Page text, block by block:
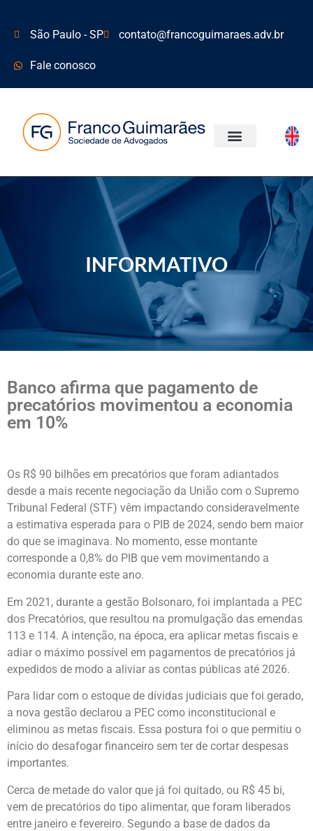
São Paulo - SP contato@francoguimaraes.adv.br
Fale conosco
INFORMATIVO
Banco afirma que pagamento de
precatórios movimentou a economia
em 10%
Os R$ 90 bilhões em precatórios que foram adiantados
desde a mais recente negociação da União com o Supremo
Tribunal Federal (STF) vêm impactando consideravelmente
a estimativa esperada para o PIB de 2024, sendo bem maior
do que se imaginava. No momento, esse montante
corresponde a 0,8% do PIB que vem movimentando a
economia durante este ano.
Em 2021, durante a gestão Bolsonaro, foi implantada a PEC
dos Precatórios, que resultou na promulgação das emendas
113 e 114. A intenção, na época, era aplicar metas fiscais e
adiar o máximo possível em pagamentos de precatórios já
expedidos de modo a aliviar as contas públicas até 2026.
Para lidar com o estoque de dívidas judiciais que foi gerado,
a nova gestão declarou a PEC como inconstitucional e
eliminou as metas fiscais. Essa postura foi o que permitiu o
início do desafogar financeiro sem ter de cortar despesas
importantes.
Cerca de metade do valor que já foi quitado, ou R$ 45 bi,
vem de precatórios do tipo alimentar, que foram liberados
entre janeiro e fevereiro. Segundo a base de dados da